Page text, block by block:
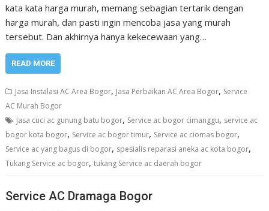
kata kata harga murah, memang sebagian tertarik dengan
harga murah, dan pasti ingin mencoba jasa yang murah
tersebut. Dan akhirnya hanya kekecewaan yang…
READ MORE
Jasa Instalasi AC Area Bogor, Jasa Perbaikan AC Area Bogor, Service
AC Murah Bogor
jasa cuci ac gunung batu bogor, Service ac bogor cimanggu, service ac
bogor kota bogor, Service ac bogor timur, Service ac ciomas bogor,
Service ac yang bagus di bogor, spesialis reparasi aneka ac kota bogor,
Tukang Service ac bogor,tukang Service ac daerah bogor
Service AC Dramaga Bogor